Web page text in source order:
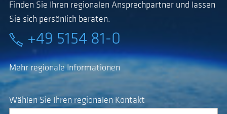
Finden Sie Ihren regionalen Ansprechpartner und lassen
Sie sich persönlich beraten.
+49 5154 81-0
Mehr regionale Informationen
Wählen Sie Ihren regionalen Kontakt